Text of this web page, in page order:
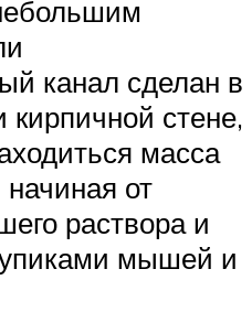
канал сделан в
кирпичной стене,
масса
начиная от
раствора и
мышей и